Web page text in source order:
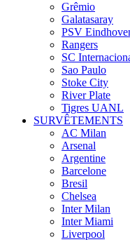
Grêmio
Galatasaray
PSV
Rangers
SC
Sao Paulo
Stoke City
River Plate
Tigres UANL
SURVÊTEMENTS
AC Milan
Arsenal
Argentine
Barcelone
Bresil
Chelsea
Inter Milan
Inter Miami
Liverpool